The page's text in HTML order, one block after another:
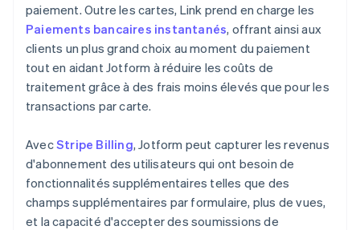
paiement. Outre les cartes, Link prend en charge les
Paiements bancaires instantanés, offrant ainsi aux
clients un plus grand choix au moment du paiement
tout en aidant Jotform à réduire les coûts de
traitement grâce à des frais moins élevés que pour les
transactions par carte.
AvecStripe Billing, Jotform peut capturer les revenus
d'abonnement des utilisateurs qui ont besoin de
fonctionnalités supplémentaires telles que des
champs supplémentaires par formulaire, plus de vues,
et la capacité d'accepter des soumissions de